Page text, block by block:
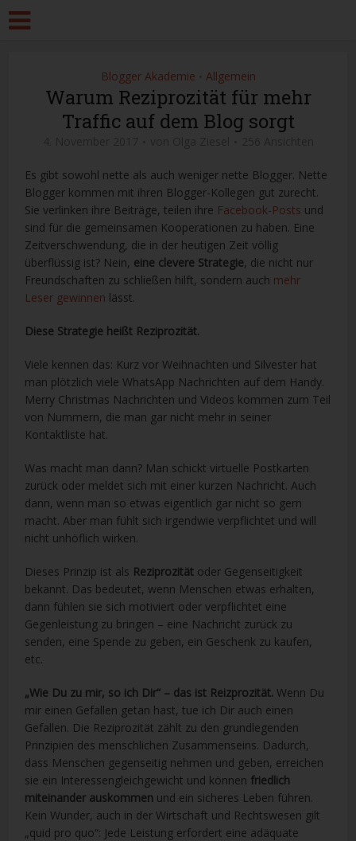
Blogger Akademie Allgemein
Warum Reziprozität für mehr
Traffic auf dem Blog sorgt
Es gibt sowohl nette als auch weniger nette Blogger. Nette
Blogger kommen mit ihren Blogger-Kollegen gut zurecht.
Sie verlinken ihre Beiträge, teilen ihre Facebook-Posts und
sind für die gemeinsamen Kooperationen zu haben. Eine
Zeitverschwendung, die in der heutigen Zeit völlig
überflüssig ist? Nein, eine clevere Strategie, die nicht nur
Freundschaften zu schließen hilft, sondern auch mehr
Leser gewinnen lässt.
Diese Strategie heißt Reziprozität.
Viele kennen das: Kurz vor Weihnachten und Silvester hat
man plötzlich viele WhatsApp Nachrichten auf dem Handy.
Merry Christmas Nachrichten und Videos kommen zum Teil
von Nummern, die man gar nicht mehr in seiner
Kontaktliste hat.
Was macht man dann? Man schickt virtuelle Postkarten
zurück oder meldet sich mit einer kurzen Nachricht. Auch
dann, wenn man so etwas eigentlich gar nicht so gern
macht. Aber man fühlt sich irgendwie verpflichtet und will
nicht unhöflich wirken.
Dieses Prinzip ist als Reziprozität oder Gegenseitigkeit
bekannt. Das bedeutet, wenn Menschen etwas erhalten,
dann fühlen sie sich motiviert oder verpflichtet eine
Gegenleistung zu bringen – eine Nachricht zurück zu
senden, eine Spende zu geben, ein Geschenk zu kaufen,
etc.
„Wie Du zu mir, so ich Dir“ – das ist Reizprozität. Wenn Du
mir einen Gefallen getan hast, tue ich Dir auch einen
Gefallen. Die Reziprozität zählt zu den grundlegenden
Prinzipien des menschlichen Zusammenseins. Dadurch,
dass Menschen gegenseitig nehmen und geben, erreichen
sie ein Interessengleichgewicht und können friedlich
miteinander auskommen und ein sicheres Leben führen.
Kein Wunder, auch in der Wirtschaft und Rechtswesen gilt
„quid pro quo“: Jede Leistung erfordert eine adäquate